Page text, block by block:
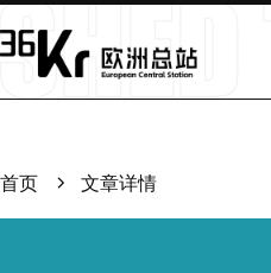
首页 文章详情